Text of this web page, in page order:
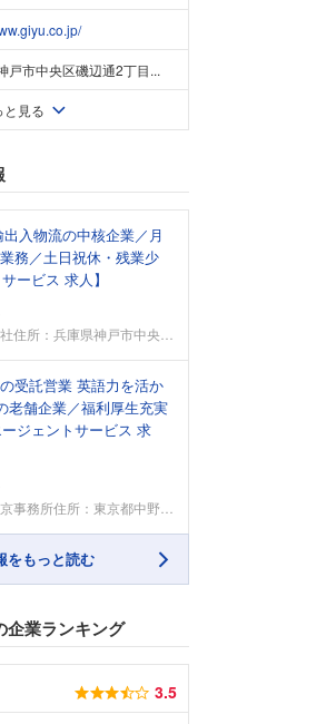
戸市中央区磯辺通2丁目...
と見る
出入物流の中核企業／月
務／土日祝休・残業少
ービス 求人】
：兵庫県神戸市中央区磯辺通2
受託営業 英語力を活か
老舗企業／福利厚生充実
ジェントサービス 求
所住所：東京都中野区中野四丁
をもっと読む
企業ランキング
3.5